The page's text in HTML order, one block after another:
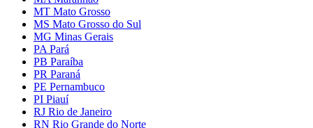
MT Mato Grosso
MS Mato Grosso do Sul
MG Minas Gerais
PA Pará
PB Paraíba
PR Paraná
PE Pernambuco
PI Piauí
RJ Rio de Janeiro
RN Rio Grande do Norte